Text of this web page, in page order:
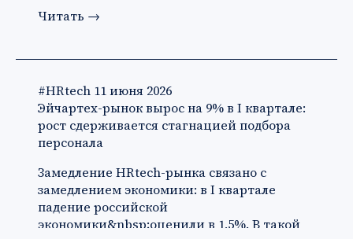
Читать →
#HRtech 11 июня 2026
Эйчартех-рынок вырос на 9% в I квартале:
рост сдерживается стагнацией подбора
персонала
Замедление HRtech-рынка связано с
замедлением экономики: в I квартале
падение российской
экономики&nbsp;оценили в 1,5%. В такой